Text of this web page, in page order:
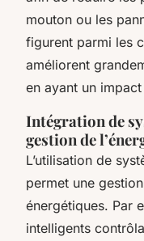
mouton ou les
figurent parmi les
améliorent
en ayant un
Intégration de
gestion de
L’utilisation de
permet une
énergétiques. Par
intelligents